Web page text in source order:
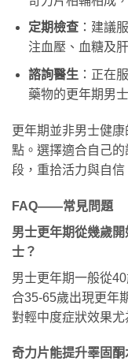
定期檢查：建議
注血壓、血糖及
諮詢醫生 ：正在
藥物的更年期男
更年期並非男士健
點。選擇適合自己
段，重拾活力與自信
FAQ——常見問題
男士更年期從幾歲
士？
男士更年期一般從
合35-65歲出現更年
對輕中度症狀效果尤
奇力片能提升睪固酮